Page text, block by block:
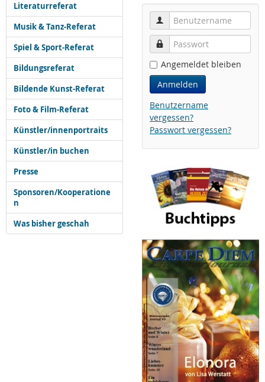
Literaturreferat
Musik & Tanz-Referat
Spiel & Sport-Referat
Bildungsreferat
Bildende Kunst-Referat
Foto & Film-Referat
Künstler/innenportraits
Künstler/in buchen
Presse
Sponsoren/Kooperatione
n
Was bisher geschah
Benutzername
Passwort
Angemeldet bleiben
Anmelden
Benutzername
vergessen?
Passwort vergessen?